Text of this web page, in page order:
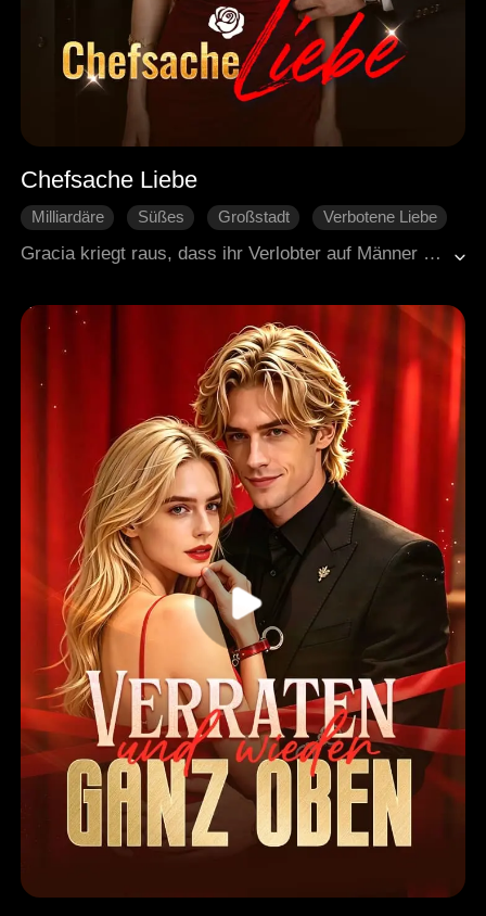
Chefsache Liebe
Milliardäre Süßes Großstadt
Verbotene Liebe
Moderne Stadtgeschichten
Gracia kriegt raus, dass ihr Verlobter auf Männer steht. Aber ihre Adoptiveltern wollen nicht, dass sie Schluss macht. Also geht sie saufen und landet aus Versehen im Bett mit Apollo. Und der ist ihr neuer Chef! Die zwei tun so, als wären sie ein Paar, aber mit der Zeit wird es echt.